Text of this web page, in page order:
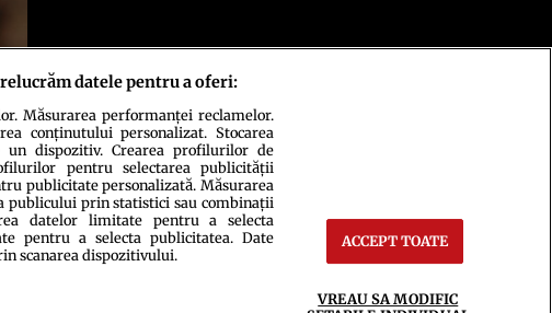
datele pentru a oferi:
Măsurarea performanței reclamelor.
conținutului personalizat. Stocarea
un dispozitiv. Crearea profilurilor de
pentru selectarea publicității
publicitate personalizată. Măsurarea
publicului prin statistici sau combinații
datelor limitate pentru a selecta
pentru a selecta publicitatea. Date
scanarea dispozitivului.
ACCEPT TOATE
VREAU SA MODIFIC